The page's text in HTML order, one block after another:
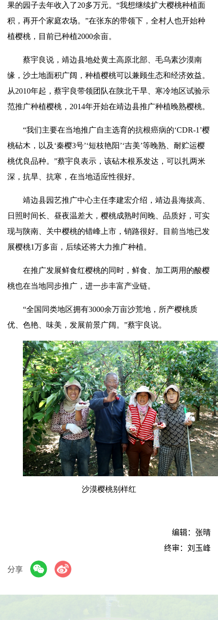
果的园子去年收入了20多万元。“我想继续扩大樱桃种植面
积，再开个家庭农场。”在张东的带领下，全村人也开始种
植樱桃，目前已种植2000余亩。
蔡宇良说，靖边县地处黄土高原北部、毛乌素沙漠南
缘，沙土地面积广阔，种植樱桃可以兼顾生态和经济效益。
从2010年起，蔡宇良带领团队在陕北干旱、寒冷地区试验示
范推广种植樱桃，2014年开始在靖边县推广种植晚熟樱桃。
“我们主要在当地推广自主选育的抗根癌病的‘CDR-1’樱
桃砧木，以及‘秦樱3号’‘短枝艳阳’‘吉美’等晚熟、耐贮运樱
桃优良品种。”蔡宇良表示，该砧木根系发达，可以扎两米
深，抗旱、抗寒，在当地适应性很好。
靖边县园艺推广中心主任李建宏介绍，靖边县海拔高、
日照时间长、昼夜温差大，樱桃成熟时间晚、品质好，可实
现与陕南、关中樱桃的错峰上市，销路很好。目前当地已发
展樱桃1万多亩，后续还将大力推广种植。
在推广发展鲜食红樱桃的同时，鲜食、加工两用的酸樱
桃也在当地同步推广，进一步丰富产业链。
“全国同类地区拥有3000余万亩沙荒地，所产樱桃质
优、色艳、 味美 ，发展前景广阔。”蔡宇良说。
沙漠樱桃别样红
编辑：张晴
终审：刘玉峰
分享